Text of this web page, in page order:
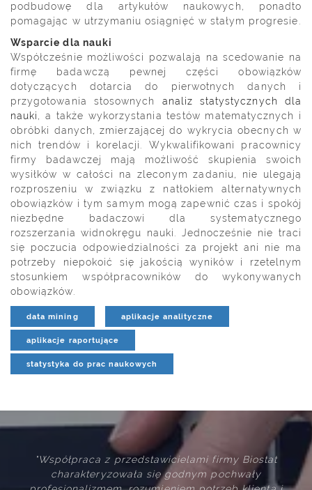
podbudowę dla artykułów naukowych, ponadto
pomagając w utrzymaniu osiągnięć w stałym progresie.
Wsparcie dla nauki
Współcześnie możliwości pozwalają na scedowanie na
firmę badawczą pewnej części obowiązków
dotyczących dotarcia do pierwotnych danych i
przygotowania stosownych analiz statystycznych dla
nauki
, a także wykorzystania testów matematycznych i
obróbki danych, zmierzającej do wykrycia obecnych w
nich trendów i korelacji. Wykwalifikowani pracownicy
firmy badawczej mają możliwość skupienia swoich
wysiłków w całości na zleconym zadaniu, nie ulegają
rozproszeniu w związku z natłokiem alternatywnych
obowiązków i tym samym mogą zapewnić czas i spokój
niezbędne badaczowi dla systematycznego
rozszerzania widnokręgu nauki. Jednocześnie nie traci
się poczucia odpowiedzialności za projekt ani nie ma
potrzeby niepokoić się jakością wyników i rzetelnym
stosunkiem współpracowników do wykonywanych
obowiązków.
data mining aplikacje analityczne
aplikacje raportujące
statystyka do prac naukowych
przedstawicielami firmy Biostat
się godnym pochwały
"Firma Biostat
profesjonalnie i